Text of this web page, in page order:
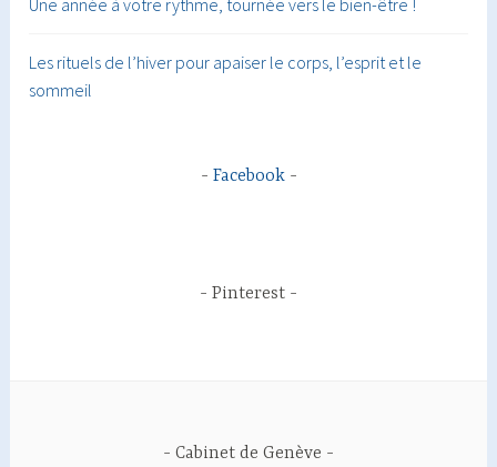
Les rituels de l’hiver pour apaiser le corps, l’esprit et le
sommeil
Facebook
Pinterest
Cabinet de Genève